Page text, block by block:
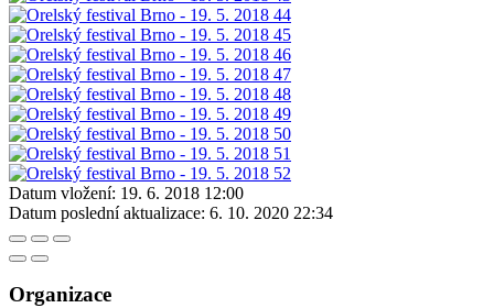
Datum vložení: 19. 6. 2018 12:00
Datum poslední aktualizace: 6. 10. 2020 22:34
Organizace